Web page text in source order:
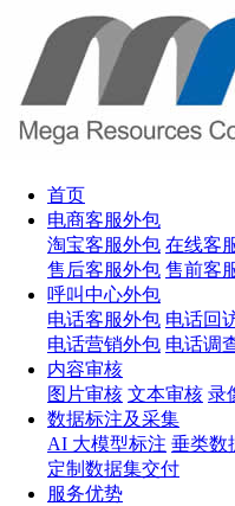
首页
电商客服外包
淘宝客服外包 在线客
售后客服外包 售前客
呼叫中心外包
电话客服外包 电话回
电话营销外包 电话调
内容审核
图片审核 文本审核 录
数据标注及采集
AI 大模型标注 垂类数
定制数据集交付
服务优势